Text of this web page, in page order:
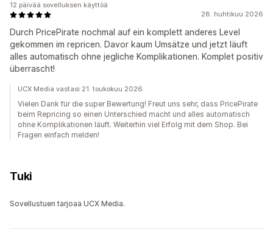
28. huhtikuu 2026
Durch PricePirate nochmal auf ein komplett anderes Level
gekommen im repricen. Davor kaum Umsätze und jetzt läuft
alles automatisch ohne jegliche Komplikationen. Komplet positiv
überrascht!
12 päivää sovelluksen käyttöä
UCX Media vastasi 21. toukokuu 2026
Vielen Dank für die super Bewertung! Freut uns sehr, dass PricePirate
beim Repricing so einen Unterschied macht und alles automatisch
ohne Komplikationen läuft. Weiterhin viel Erfolg mit dem Shop. Bei
Fragen einfach melden!
Tuki
Sovellustuen tarjoaa UCX Media.